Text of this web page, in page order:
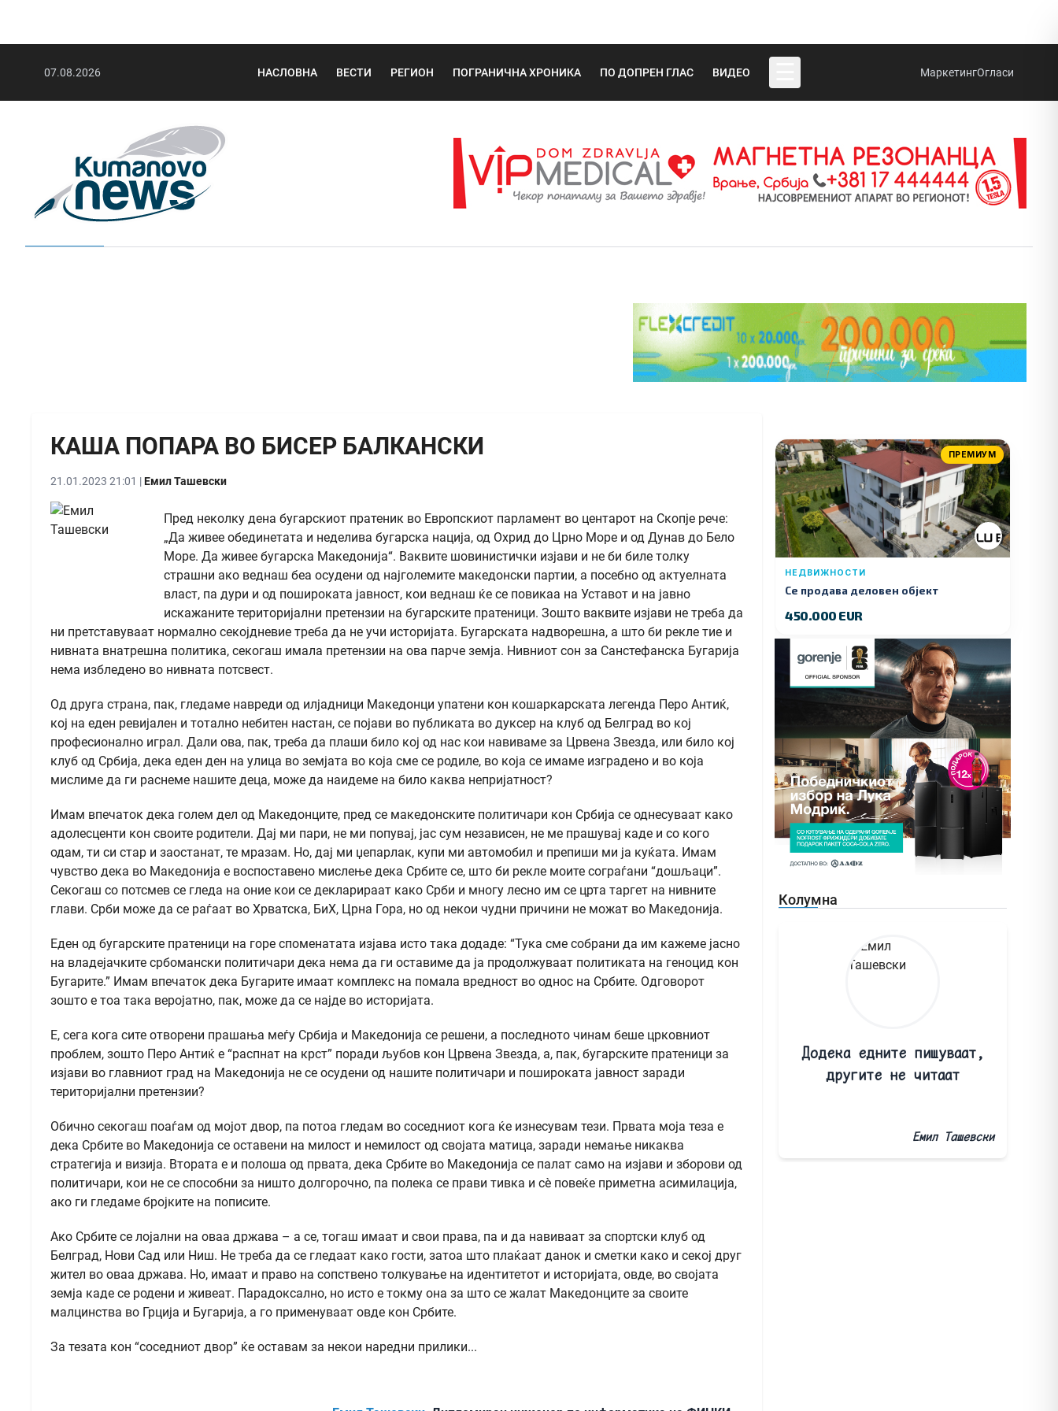
07.08.2026 НАСЛОВНА ВЕСТИ РЕГИОН ПОГРАНИЧНА ХРОНИКА ПО ДОПРЕН ГЛАС ВИДЕО МаркетингОгласи
КАША ПОПАРА ВО БИСЕР БАЛКАНСКИ
21.01.2023 21:01 |Емил Ташевски
Пред неколку дена бугарскиот пратеник во Европскиот парламент во центарот на Скопје рече:
„Да живее обединетата и неделива бугарска нација, од Охрид до Црно Море и од Дунав до Бело
Море. Да живее бугарска Македонија“. Ваквите шовинистички изјави и не би биле толку
страшни ако веднаш беа осудени од најголемите македонски партии, а посебно од актуелната
власт, па дури и од пошироката јавност, кои веднаш ќе се повикаа на Уставот и на јавно
искажаните територијални претензии на бугарските пратеници. Зошто ваквите изјави не треба да
ни претставуваат нормално секојдневие треба да не учи историјата. Бугарската надворешна, а што би рекле тие и
нивната внатрешна политика, секогаш имала претензии на ова парче земја. Нивниот сон за Санстефанска Бугарија
нема избледено во нивната потсвест.
Од друга страна, пак, гледаме навреди од илјадници Македонци упатени кон кошаркарската легенда Перо Антиќ,
кој на еден ревијален и тотално небитен настан, се појави во публиката во дуксер на клуб од Белград во кој
професионално играл. Дали ова, пак, треба да плаши било кој од нас кои навиваме за Црвена Звезда, или било кој
клуб од Србија, дека еден ден на улица во земјата во која сме се родиле, во која се имаме изградено и во која
мислиме да ги раснеме нашите деца, може да наидеме на било каква непријатност?
Имам впечаток дека голем дел од Македонците, пред се македонските политичари кон Србија се однесуваат како
адолесценти кон своите родители. Дај ми пари, не ми попувај, јас сум независен, не ме прашувај каде и со кого
одам, ти си стар и заостанат, те мразам. Но, дај ми џепарлак, купи ми автомобил и препиши ми ја куќата. Имам
чувство дека во Македонија е воспоставено мислење дека Србите се, што би рекле моите сограѓани “дошљаци”.
Секогаш со потсмев се гледа на оние кои се декларираат како Срби и многу лесно им се црта таргет на нивните
глави. Срби може да се раѓаат во Хрватска, БиХ, Црна Гора, но од некои чудни причини не можат во Македонија.
Еден од бугарските пратеници на горе споменатата изјава исто така додаде: “Тука сме собрани да им кажеме јасно
на владејачките србомански политичари дека нема да ги оставиме да ја продолжуваат политиката на геноцид кон
Бугарите.” Имам впечаток дека Бугарите имаат комплекс на помала вредност во однос на Србите. Одговорот
зошто е тоа така веројатно, пак, може да се најде во историјата.
Е, сега кога сите отворени прашања меѓу Србија и Македонија се решени, а последното чинам беше црковниот
проблем, зошто Перо Антиќ е “распнат на крст” поради љубов кон Црвена Звезда, а, пак, бугарските пратеници за
изјави во главниот град на Македонија не се осудени од нашите политичари и пошироката јавност заради
територијални претензии?
Обично секогаш поаѓам од мојот двор, па потоа гледам во соседниот кога ќе изнесувам тези. Првата моја теза е
дека Србите во Македонија се оставени на милост и немилост од својата матица, заради немање никаква
стратегија и визија. Втората е и полоша од првата, дека Србите во Македонија се палат само на изјави и зборови од
политичари, кои не се способни за ништо долгорочно, па полека се прави тивка и сѐ повеќе приметна асимилација,
ако ги гледаме бројките на пописите.
Ако Србите се лојални на оваа држава – а се, тогаш имаат и свои права, па и да навиваат за спортски клуб од
Белград, Нови Сад или Ниш. Не треба да се гледаат како гости, затоа што плаќаат данок и сметки како и секој друг
жител во оваа држава. Но, имаат и право на сопствено толкување на идентитетот и историјата, овде, во својата
земја каде се родени и живеат. Парадоксално, но исто е токму она за што се жалат Македонците за своите
малцинства во Грција и Бугарија, а го применуваат овде кон Србите.
За тезата кон “соседниот двор” ќе оставам за некои наредни прилики...
ПРЕМИУМ
НЕДВИЖНОСТИ
Се продава деловен објект
450.000 EUR
Колумна
Додека едните пишуваат,
другите не читаат
Емил Ташевски